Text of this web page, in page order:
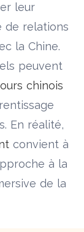
leur
de relations
la Chine.
peuvent
chinois
En réalité,
convient à
à la
de la